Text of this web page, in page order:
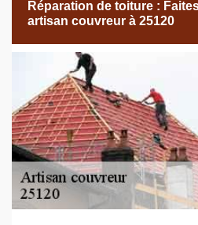
Réparation de toiture :
artisan couvreur à 25120